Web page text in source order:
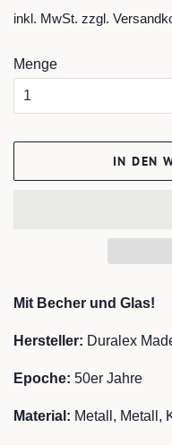
inkl. MwSt. zzgl.
Menge
IN DEN
Mit Becher und Glas!
Hersteller: Duralex
Epoche: 50er Jahre
Material: Metall, Metall,